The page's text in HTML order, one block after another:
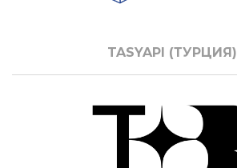
TASYAPI (ТУРЦИЯ)